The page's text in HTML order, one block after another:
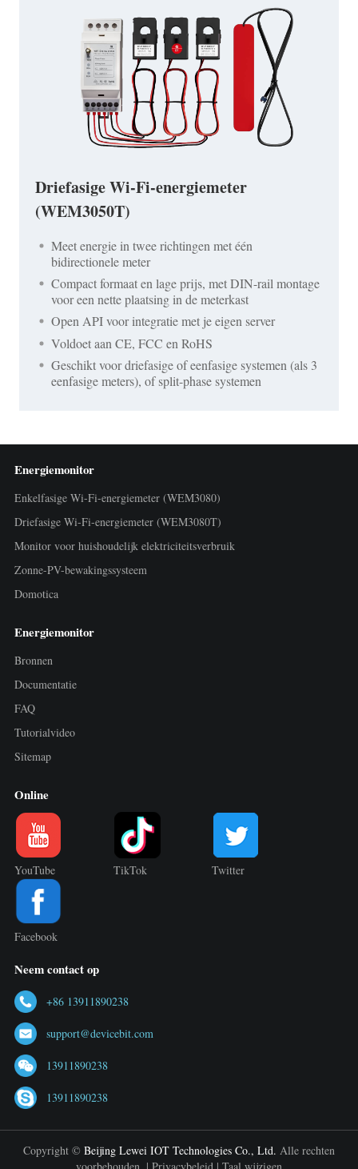
Driefasige Wi-Fi-energiemeter
(WEM3050T)
Meet energie in twee richtingen met één
bidirectionele meter
Compact formaat en lage prijs, met DIN-rail montage
voor een nette plaatsing in de meterkast
Open API voor integratie met je eigen server
Voldoet aan CE, FCC en RoHS
Geschikt voor driefasige of eenfasige systemen (als 3
eenfasige meters), of split-phase systemen
Energiemonitor
Enkelfasige Wi-Fi-energiemeter (WEM3080)
Driefasige Wi-Fi-energiemeter (WEM3080T)
Monitor voor huishoudelijk elektriciteitsverbruik
Zonne-PV-bewakingssysteem
Domotica
Energiemonitor
Bronnen
Documentatie
FAQ
Tutorialvideo
Sitemap
Online
YouTube TikTok Twitter
Facebook
Neem contact op
+86 13911890238
support@devicebit.com
13911890238
13911890238
Copyright © Beijing Lewei IOT Technologies Co., Ltd. Alle rechten